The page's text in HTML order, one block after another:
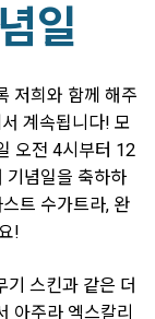
일
저희와 함께 해주
계속됩니다! 모
오전 4시부터 12
기념일을 축하하
트 수가트라, 완
!
기 스킨과 같은 더
아주라 엑스칼리